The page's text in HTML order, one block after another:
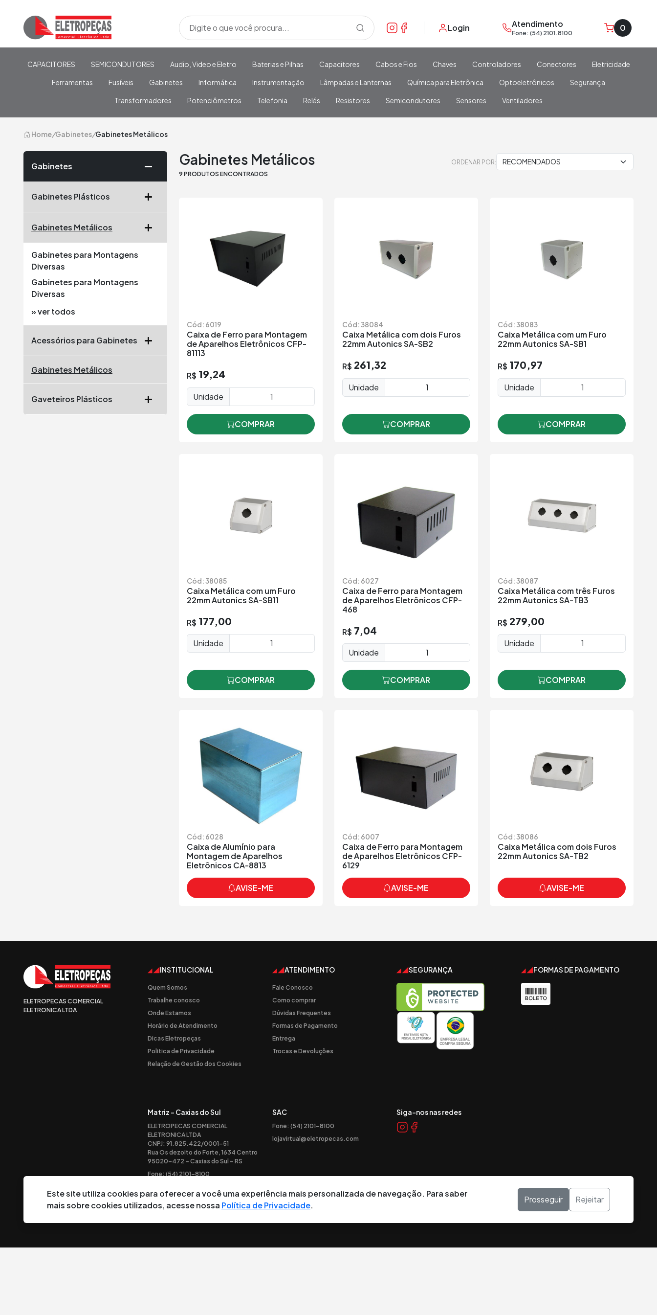
Login Atendimento
Fone: (54) 2101.8100 0
CAPACITORES SEMICONDUTORES Audio, Video e Eletro Baterias e Pilhas Capacitores Cabos e Fios Chaves Controladores Conectores Eletricidade
Ferramentas Fusíveis Gabinetes Informática Instrumentação Lâmpadas e Lanternas Química para Eletrônica Optoeletrônicos Segurança
Transformadores Potenciômetros Telefonia Relés Resistores Semicondutores Sensores Ventiladores
Home/Gabinetes/Gabinetes Metálicos
Gabinetes
Gabinetes Plásticos
Gabinetes Metálicos
Gabinetes para Montagens
Diversas
Gabinetes para Montagens
Diversas
» ver todos
Acessórios para Gabinetes
Gabinetes Metálicos
Gaveteiros Plásticos
Gabinetes Metálicos
9 PRODUTOS ENCONTRADOS
ORDENAR POR:
Cód: 6019
Caixa de Ferro para Montagem
de Aparelhos Eletrônicos CFP-
81113
R$ 19,24
Unidade
COMPRAR
Cód: 38084
Caixa Metálica com dois Furos
22mm Autonics SA-SB2
R$ 261,32
Unidade
COMPRAR
Cód: 38083
Caixa Metálica com um Furo
22mm Autonics SA-SB1
R$ 170,97
Unidade
COMPRAR
Cód: 38085
Caixa Metálica com um Furo
22mm Autonics SA-SB11
R$ 177,00
Unidade
COMPRAR
Cód: 6027
Caixa de Ferro para Montagem
de Aparelhos Eletrônicos CFP-
468
R$ 7,04
Unidade
COMPRAR
Cód: 38087
Caixa Metálica com três Furos
22mm Autonics SA-TB3
R$ 279,00
Unidade
COMPRAR
Cód: 6028
Caixa de Alumínio para
Montagem de Aparelhos
Eletrônicos CA-8813
AVISE-ME
Cód: 6007
Caixa de Ferro para Montagem
de Aparelhos Eletrônicos CFP-
6129
AVISE-ME
Cód: 38086
Caixa Metálica com dois Furos
22mm Autonics SA-TB2
AVISE-ME
ELETROPECAS COMERCIAL
ELETRONICA LTDA
INSTITUCIONAL
Quem Somos
Trabalhe conosco
Onde Estamos
Horário de Atendimento
Dicas Eletropeças
Politica de Privacidade
Relação de Gestão dos Cookies
ATENDIMENTO
Fale Conosco
Como comprar
Dúvidas Frequentes
Formas de Pagamento
Entrega
Trocas e Devoluções
SEGURANÇA FORMAS DE PAGAMENTO
Matriz - Caxias do Sul
ELETROPECAS COMERCIAL
ELETRONICA LTDA
CNPJ: 91.825.422/0001-51
Rua Os dezoito do Forte, 1634 Centro
95020-472 – Caxias do Sul – RS
Fone: (54) 2101-8100
SAC
Fone: (54) 2101-8100
lojavirtual@eletropecas.com
Siga-nos nas redes
Este site utiliza cookies para oferecer a você uma experiência mais personalizada de navegação. Para saber
mais sobre cookies utilizados, acesse nossa Política de Privacidade.
Prosseguir Rejeitar